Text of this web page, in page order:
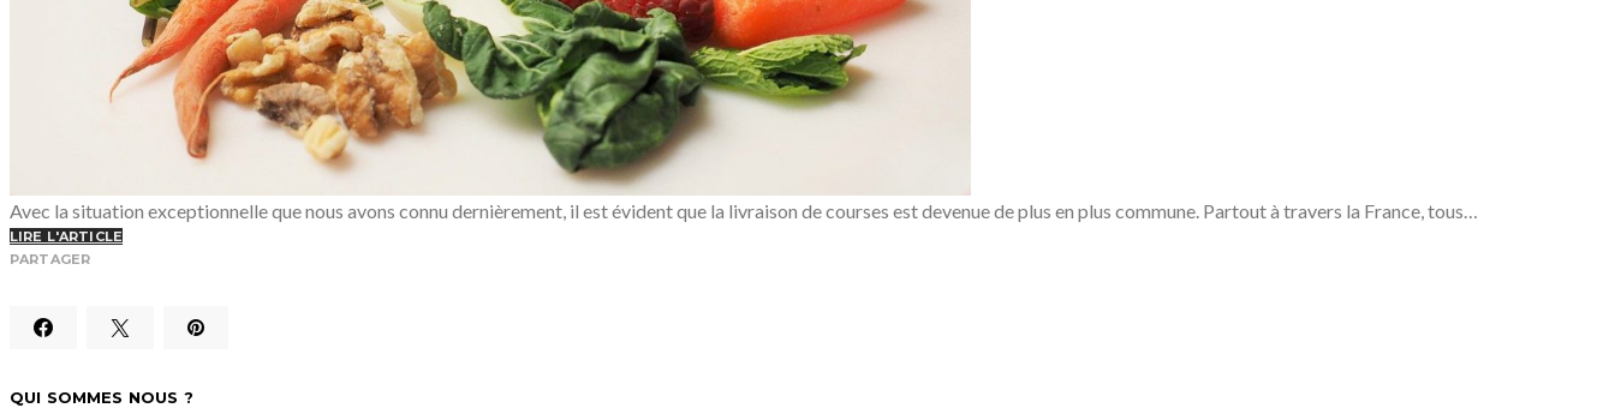
Avec la situation exceptionnelle que nous avons connu dernièrement, il est évident que la livraison de courses est devenue de plus en plus commune. Partout à travers la France, tous…
LIRE L'ARTICLE
PARTAGER
QUI SOMMES NOUS ?